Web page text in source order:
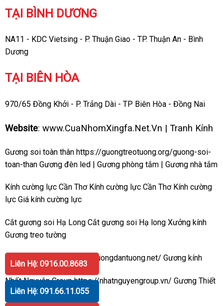
TẠI BÌNH DƯƠNG
NA11 - KDC Vietsing - P. Thuận Giao - TP. Thuận An - Bình
Dương
TẠI BIÊN HÒA
970/65 Đồng Khởi - P. Trảng Dài - TP Biên Hòa - Đồng Nai
Website: www.CuaNhomXingfa.Net.Vn | Tranh Kính
Gương soi toàn thân https://guongtreotuong.org/guong-soi-
toan-than Gương đèn led| Gương phòng tắm| Gương nhà tắm
Kính cường lực Cần Thơ Kính cường lực Cần ThơKính cường
lực Giá kính cường lực
Cắt gương soi Hạ Long Cắt gương soi Hạ long Xưởng kính
Gương treo tường
Gương dán tườnghttps://guongdantuong.net/ Gương kính
Nhất Nguyên Grouphttps://nhatnguyengroup.vn/ Gương Thiết
bị vệ sinh
Liên Hệ: 0916.00.8683
Liên Hệ: 091.66.11.055